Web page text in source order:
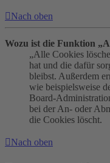
Nach oben
Wozu ist die Funktion
„Alle Cookies
hat und die dafür
bleibst. Außerdem
wie beispielsweise
Board-
bei der An- oder
die Cookies löscht.
Nach oben